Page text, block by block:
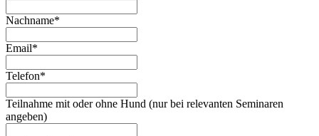
Nachname*
Email*
Telefon*
Teilnahme mit oder ohne Hund (nur bei relevanten Seminaren
angeben)